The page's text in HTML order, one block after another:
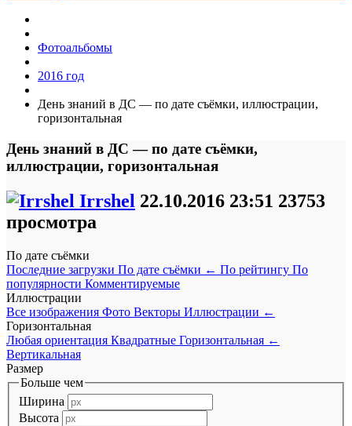
Фотоальбомы
2016 год
День знаний в ДС — по дате съёмки, иллюстрации,
горизонтальная
День знаний в ДС — по дате съёмки,
иллюстрации, горизонтальная
Irrshel 22.10.2016 23:51 23753
просмотра
По дате съёмки
Последние загрузки По дате съёмки ← По рейтингу По
популярности Комментируемые
Иллюстрации
Все изображения Фото Векторы Иллюстрации ←
Горизонтальная
Любая ориентация Квадратные Горизонтальная ←
Вертикальная
Размер
Больше чем
Ширина
Высота